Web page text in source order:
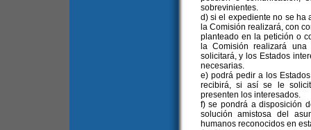
sobrevinientes.
d) si el expediente no se ha
la Comisión realizará, con
planteado en la petición o
la Comisión realizará
solicitará, y los Estados
necesarias.
e) podrá pedir a los
recibirá, si así se le
presenten los interesados.
f) se pondrá a disposición
solución amistosa del
humanos reconocidos en